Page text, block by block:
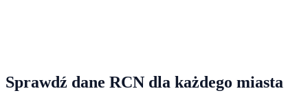
Sprawdź dane RCN dla każdego miasta